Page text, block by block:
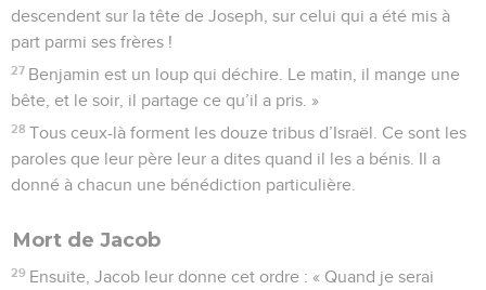
descendent sur la tête de Joseph, sur celui qui a été mis à
part parmi ses frères !
27 Benjamin est un loup qui déchire. Le matin, il mange une
bête, et le soir, il partage ce qu’il a pris. »
28 Tous ceux-là forment les douze tribus d’Israël. Ce sont les
paroles que leur père leur a dites quand il les a bénis. Il a
donné à chacun une bénédiction particulière.
Mort de Jacob
29 Ensuite, Jacob leur donne cet ordre : « Quand je serai